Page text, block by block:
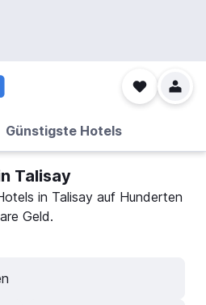
Günstigste Hotels
Talisay
in Talisay auf Hunderten
Geld.